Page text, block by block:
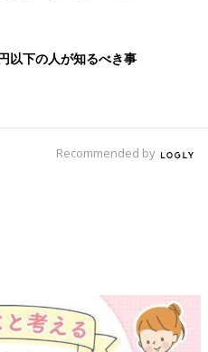
以下の人が知るべき事
Recommended by